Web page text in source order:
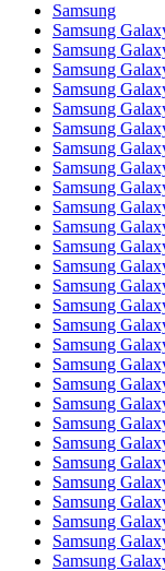
Samsung
Samsung
Samsung
Samsung
Samsung
Samsung
Samsung
Samsung
Samsung
Samsung
Samsung
Samsung
Samsung
Samsung
Samsung
Samsung
Samsung
Samsung
Samsung
Samsung
Samsung
Samsung
Samsung
Samsung
Samsung
Samsung
Samsung
Samsung
Samsung